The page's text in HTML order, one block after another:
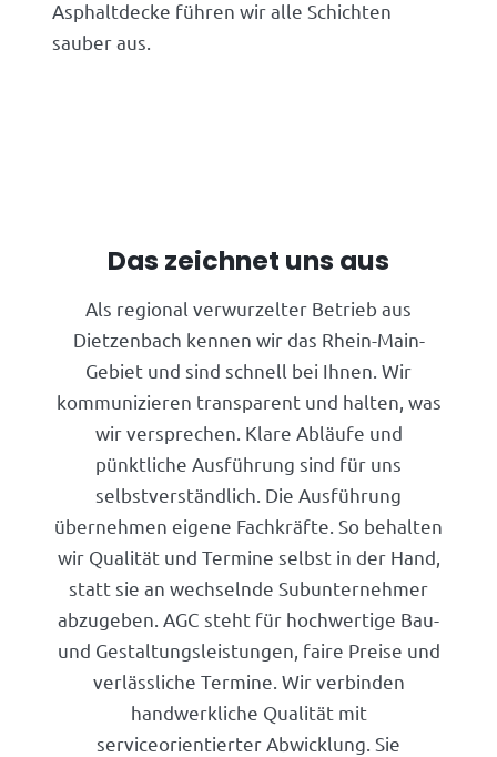
Asphaltdecke führen wir alle Schichten
sauber aus.
Das zeichnet uns aus
Als regional verwurzelter Betrieb aus
Dietzenbach kennen wir das Rhein-Main-
Gebiet und sind schnell bei Ihnen. Wir
kommunizieren transparent und halten, was
wir versprechen. Klare Abläufe und
pünktliche Ausführung sind für uns
selbstverständlich. Die Ausführung
übernehmen eigene Fachkräfte. So behalten
wir Qualität und Termine selbst in der Hand,
statt sie an wechselnde Subunternehmer
abzugeben. AGC steht für hochwertige Bau-
und Gestaltungsleistungen, faire Preise und
verlässliche Termine. Wir verbinden
handwerkliche Qualität mit
serviceorientierter Abwicklung. Sie